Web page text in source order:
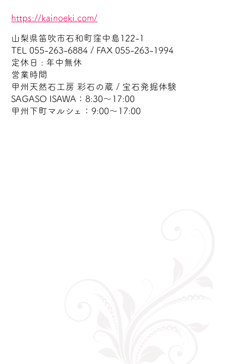
https://kainoeki.com/
山梨県笛吹市石和町窪中島122-1
TEL 055-263-6884 / FAX 055-263-1994
定休日 : 年中無休
営業時間
甲州天然石工房 彩石の蔵 / 宝石発掘体験
SAGASO ISAWA：8:30〜17:00
甲州下町マルシェ：9:00〜17:00